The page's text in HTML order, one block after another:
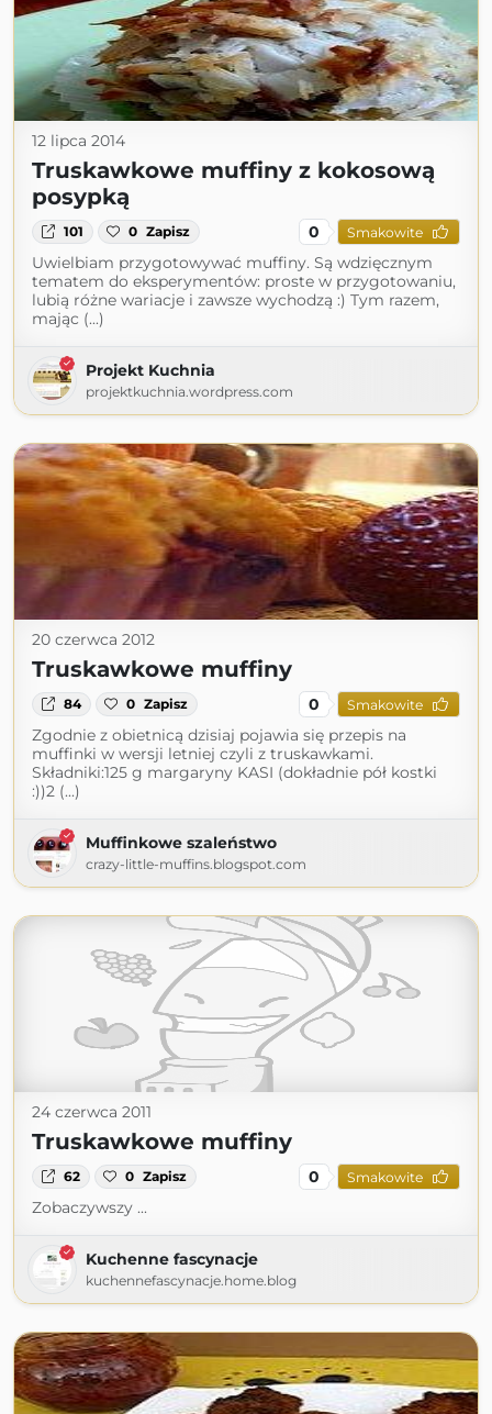
12 lipca 2014
Truskawkowe muffiny z kokosową
posypką
101 0 Zapisz 0 Smakowite
Uwielbiam przygotowywać muffiny. Są wdzięcznym
tematem do eksperymentów: proste w przygotowaniu,
lubią różne wariacje i zawsze wychodzą :) Tym razem,
mając (...)
Projekt Kuchnia
projektkuchnia.wordpress.com
20 czerwca 2012
Truskawkowe muffiny
84 0 Zapisz 0 Smakowite
Zgodnie z obietnicą dzisiaj pojawia się przepis na
muffinki w wersji letniej czyli z truskawkami.
Składniki:125 g margaryny KASI (dokładnie pół kostki
:))2 (...)
Muffinkowe szaleństwo
crazy-little-muffins.blogspot.com
24 czerwca 2011
Truskawkowe muffiny
62 0 Zapisz 0 Smakowite
Zobaczywszy ...
Kuchenne fascynacje
kuchennefascynacje.home.blog